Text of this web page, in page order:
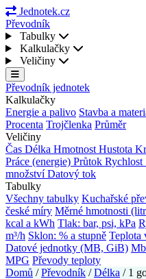
Jednotek.cz
Převodník
Tabulky
Kalkulačky
Veličiny
Převodník jednotek
Kalkulačky
Energie a palivo Stavba a
Procenta Trojčlenka Průměr
Veličiny
Čas Délka Hmotnost Hustota
Práce (energie) Průtok Rychlost
množstvíDatový tok
Tabulky
Všechny tabulky Kuchařské
české míry Měrné hmotnosti
kcal a kWh Tlak: bar, psi, kPa
m³/h Sklon: % a stupně Teplota
Datové jednotky (MB, GiB)
MPG Převody teploty
Domů / Převodník / Délka / 1